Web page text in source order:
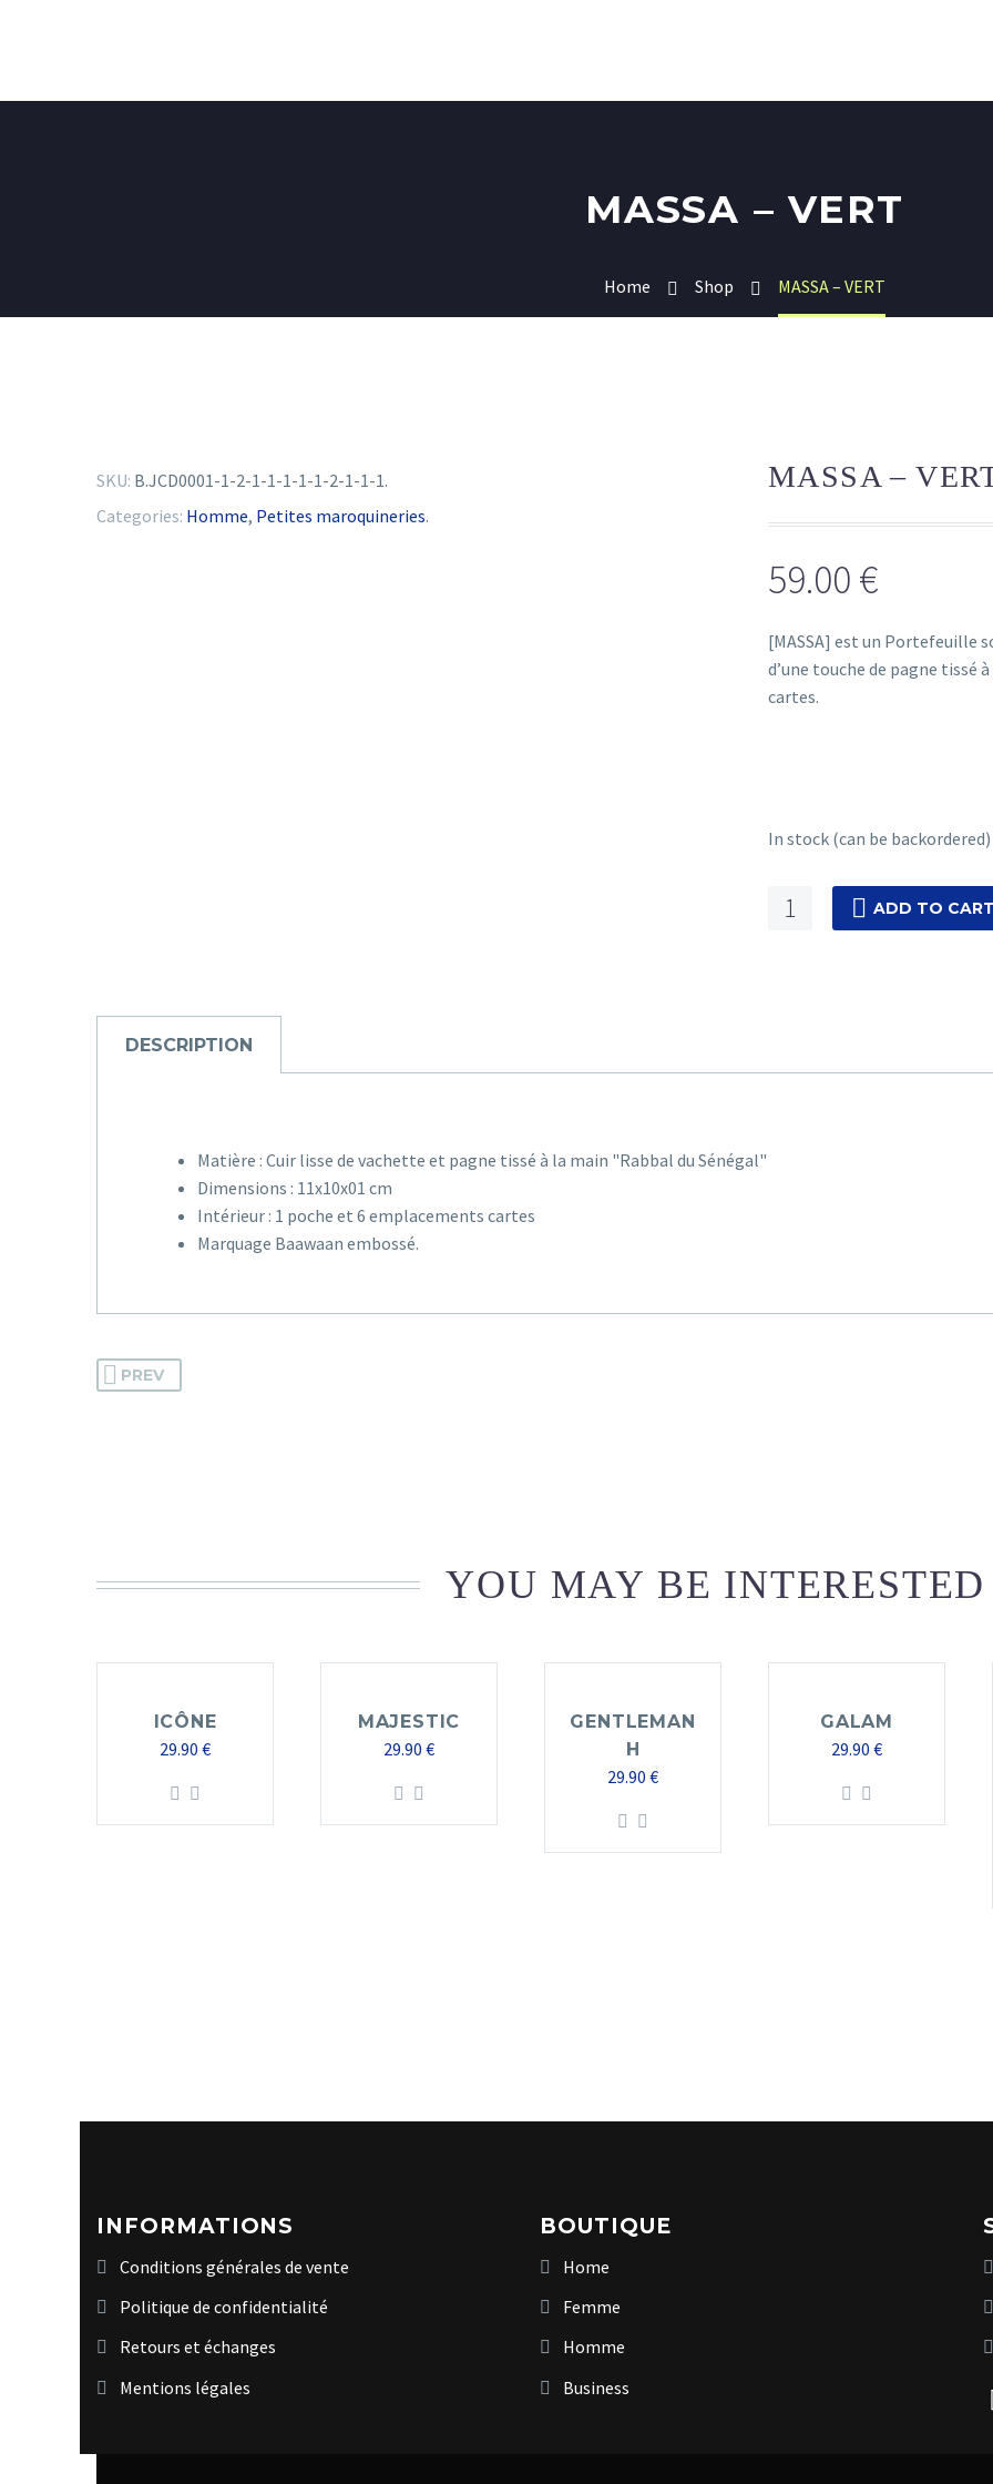
MASSA – VERT
Home Shop MASSA – VERT
SKU: B.JCD0001-1-2-1-1-1-1-1-2-1-1-1.
Categories: Homme, Petites maroquineries.
MASSA –
59.00 €
[MASSA] est un Portefeuille
d’une touche de pagne tissé
cartes.
In stock (can be backordered)
MASSA
ADD TO
DESCRIPTION
Matière : Cuir lisse de vachette et pagne tissé à la main "Rabbal du Sénégal"
Dimensions : 11x10x01 cm
Intérieur : 1 poche et 6 emplacements cartes
Marquage Baawaan embossé.
PREV
YOU MAY BE
ICÔNE
29.90 €
MAJESTIC
29.90 €
GENTLEMAN
H
29.90 €
GALAM
29.90 €
INFORMATIONS
Conditions générales de vente
Politique de confidentialité
Retours et échanges
Mentions légales
BOUTIQUE
Home
Femme
Homme
Business